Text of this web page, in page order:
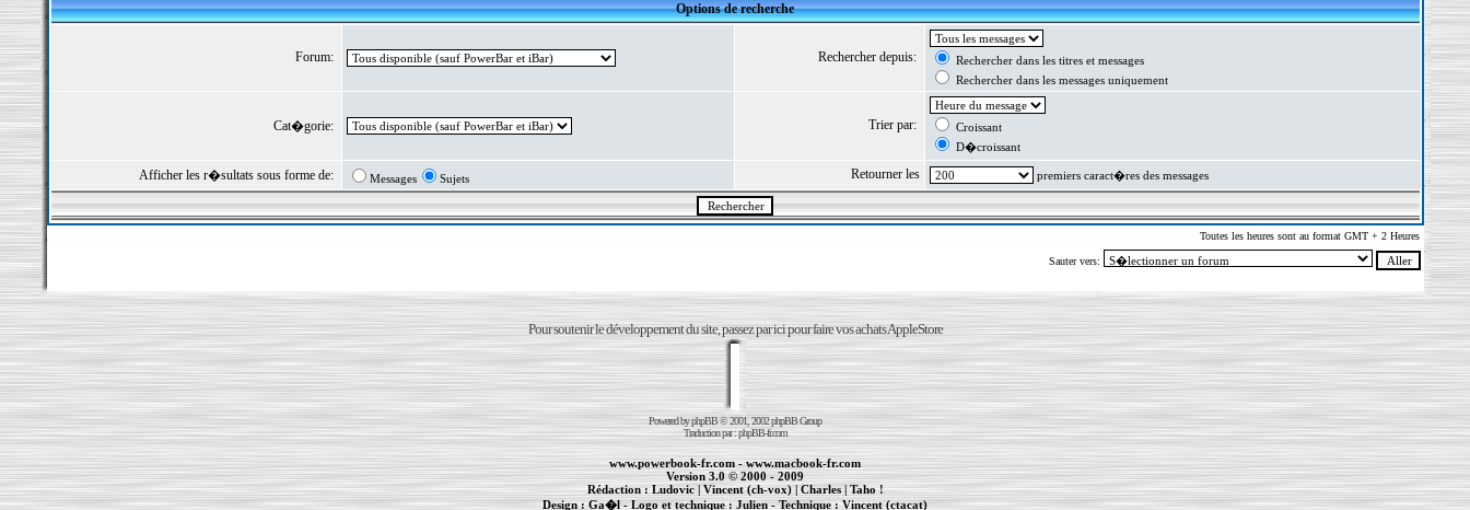
Options de recherche
Forum: Rechercher depuis:
Rechercher dans les titres et messages
Rechercher dans les messages uniquement
Cat�gorie: Trier par:
Croissant
D�croissant
Afficher les r�sultats sous forme de: Messages Sujets Retourner les premiers caract�res des messages
Toutes les heures sont au format GMT + 2 Heures
Sauter vers:
Pour soutenir le développement du site, passez par ici pour faire vos achats AppleStore
Powered byphpBB© 2001, 2002 phpBB Group
Traduction par :phpBB-fr.com
www.powerbook-fr.com-www.macbook-fr.com
Version 3.0 © 2000 - 2009
Rédaction :Ludovic| Vincent (ch-vox)|Charles| Taho !
Design : Ga�l - Logo et technique : Julien - Technique :Vincent (ctacat)